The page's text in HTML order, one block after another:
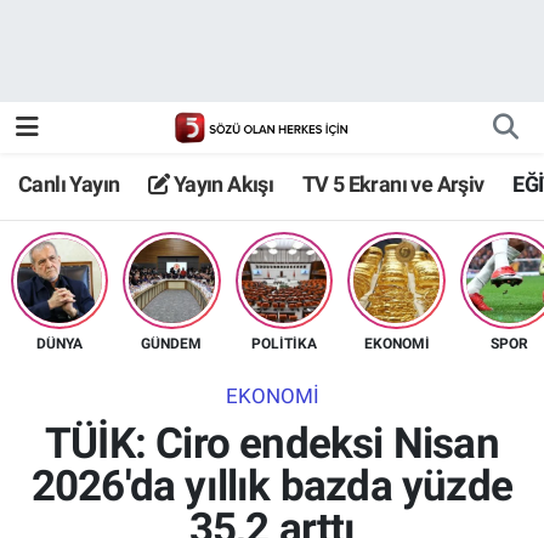
Canlı Yayın Yayın Akışı TV 5 Ekranı ve Arşiv
DÜNYA GÜNDEM POLİTİKA EKONOMİ SPOR
EKONOMİ
TÜİK: Ciro endeksi Nisan
2026'da yıllık bazda yüzde
TV 5 Ekranı ve Arşiv